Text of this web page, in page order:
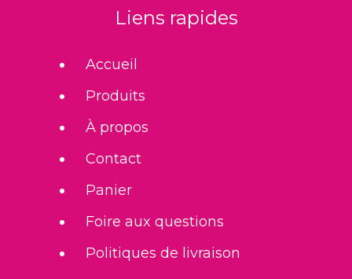
Liens rapides
Accueil
Produits
À propos
Contact
Panier
Foire aux questions
Politiques de livraison